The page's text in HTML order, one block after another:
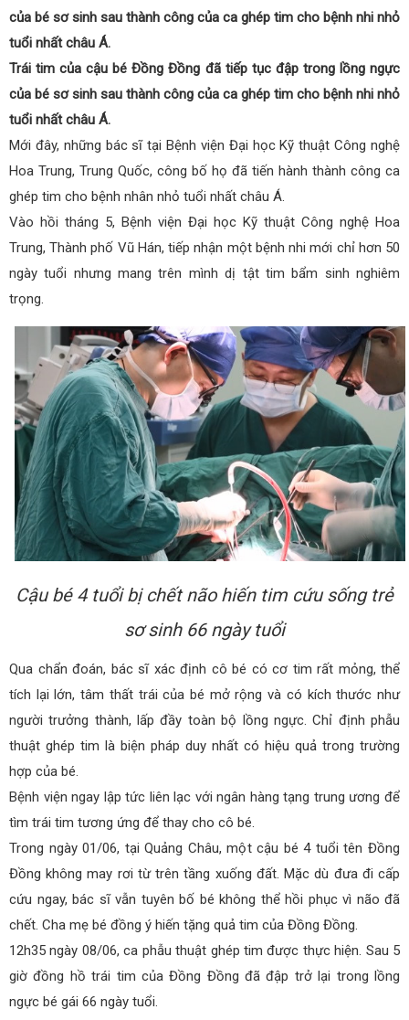
của bé sơ sinh sau thành công của ca ghép tim cho bệnh nhi nhỏ
tuổi nhất châu Á.
Trái tim của cậu bé Đồng Đồng đã tiếp tục đập trong lồng ngực
của bé sơ sinh sau thành công của ca ghép tim cho bệnh nhi nhỏ
tuổi nhất châu Á.
Mới đây, những bác sĩ tại Bệnh viện Đại học Kỹ thuật Công nghệ
Hoa Trung, Trung Quốc, công bố họ đã tiến hành thành công ca
ghép tim cho bệnh nhân nhỏ tuổi nhất châu Á.
Vào hồi tháng 5, Bệnh viện Đại học Kỹ thuật Công nghệ Hoa
Trung, Thành phố Vũ Hán, tiếp nhận một bệnh nhi mới chỉ hơn 50
ngày tuổi nhưng mang trên mình dị tật tim bẩm sinh nghiêm
trọng.
Cậu bé 4 tuổi bị chết não hiến tim cứu sống trẻ
sơ sinh 66 ngày tuổi
Qua chẩn đoán, bác sĩ xác định cô bé có cơ tim rất mỏng, thể
tích lại lớn, tâm thất trái của bé mở rộng và có kích thước như
người trưởng thành, lấp đầy toàn bộ lồng ngực. Chỉ định phẫu
thuật ghép tim là biện pháp duy nhất có hiệu quả trong trường
hợp của bé.
Bệnh viện ngay lập tức liên lạc với ngân hàng tạng trung ương để
tìm trái tim tương ứng để thay cho cô bé.
Trong ngày 01/06, tại Quảng Châu, một cậu bé 4 tuổi tên Đồng
Đồng không may rơi từ trên tầng xuống đất. Mặc dù đưa đi cấp
cứu ngay, bác sĩ vẫn tuyên bố bé không thể hồi phục vì não đã
chết. Cha mẹ bé đồng ý hiến tặng quả tim của Đồng Đồng.
12h35 ngày 08/06, ca phẫu thuật ghép tim được thực hiện. Sau 5
giờ đồng hồ trái tim của Đồng Đồng đã đập trở lại trong lồng
ngực bé gái 66 ngày tuổi.